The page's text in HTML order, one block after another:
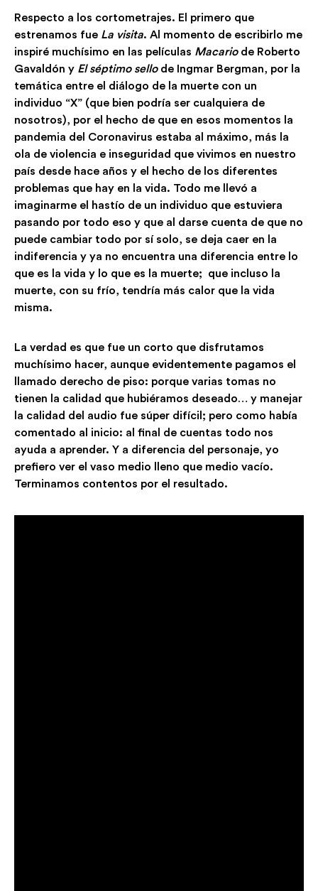
Respecto a los cortometrajes. El primero que
estrenamos fue La visita. Al momento de escribirlo me
inspiré muchísimo en las películas Macariode Roberto
Gavaldón y El séptimo sellode Ingmar Bergman, por la
temática entre el diálogo de la muerte con un
individuo “X” (que bien podría ser cualquiera de
nosotros), por el hecho de que en esos momentos la
pandemia del Coronavirus estaba al máximo, más la
ola de violencia e inseguridad que vivimos en nuestro
país desde hace años y el hecho de los diferentes
problemas que hay en la vida. Todo me llevó a
imaginarme el hastío de un individuo que estuviera
pasando por todo eso y que al darse cuenta de que no
puede cambiar todo por sí solo, se deja caer en la
indiferencia y ya no encuentra una diferencia entre lo
que es la vida y lo que es la muerte; que incluso la
muerte, con su frío, tendría más calor que la vida
misma.
La verdad es que fue un corto que disfrutamos
muchísimo hacer, aunque evidentemente pagamos el
llamado derecho de piso: porque varias tomas no
tienen la calidad que hubiéramos deseado… y manejar
la calidad del audio fue súper difícil; pero como había
comentado al inicio: al final de cuentas todo nos
ayuda a aprender. Y a diferencia del personaje, yo
prefiero ver el vaso medio lleno que medio vacío.
Terminamos contentos por el resultado.